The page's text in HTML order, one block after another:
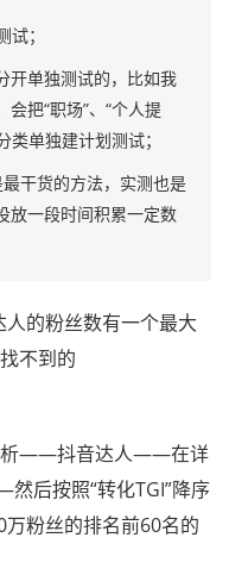
；
单独测试的，比如我
把“职场”、“个人提
类单独建计划测试；
干货的方法，实测也是
放一段时间积累一定数
的粉丝数有一个最大
不到的
——抖音达人——在详
后按照“转化TGI”降序
粉丝的排名前60名的